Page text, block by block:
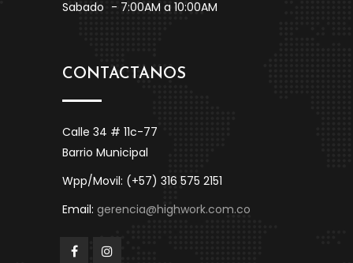
Sabado - 7:00AM a 10:00AM
CONTACTANOS
Calle 34 # 11c-77
Barrio Municipal
Wpp/Movil: (+57) 316 575 2151
Email: gerencia@highwork.com.co